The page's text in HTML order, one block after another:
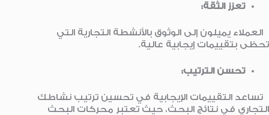
تعزز الثقة:
العملاء يميلون إلى الوثوق بالأنشطة التجارية التي
تحظى بتقييمات إيجابية عالية.
تحسن الترتيب:
تساعد التقييمات الإيجابية في تحسين ترتيب نشاطك
التجاري في نتائج البحث، حيث تعتبر محركات البحث